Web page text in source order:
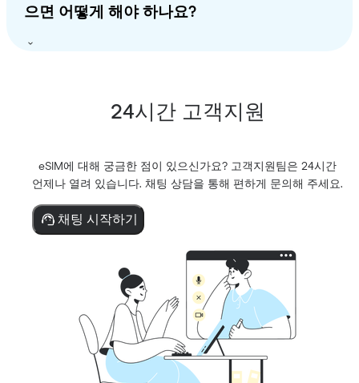
으면 어떻게 해야 하나요?
24시간 고객지원
eSIM에 대해 궁금한 점이 있으신가요? 고객지원팀은 24시간
언제나 열려 있습니다. 채팅 상담을 통해 편하게 문의해 주세요.
채팅 시작하기